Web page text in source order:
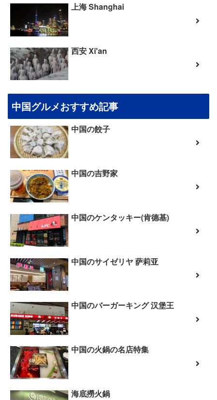
上海 Shanghai
西安 Xi'an
中国グルメおすすめ記事
中国の餃子
中国の吉野家
中国のケンタッキー(肯德基)
中国のサイゼリヤ 萨莉亚
中国のバーガーキング 汉堡王
中国の火鍋の名店特集
海底撈火鍋